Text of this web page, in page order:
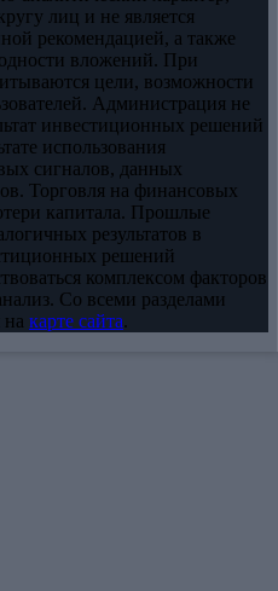
лиц и не является
рекомендацией, а также
вложений. При
цели, возможности
Администрация не
инвестиционных решений
использования
сигналов, данных
Торговля на финансовых
капитала. Прошлые
результатов в
решений
комплексом факторов
Со всеми разделами
на карте сайта.